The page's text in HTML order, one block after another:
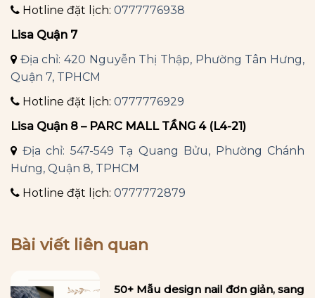
Hotline đặt lịch: 0777776938
Lisa Quận 7
Địa chỉ: 420 Nguyễn Thị Thập, Phường Tân Hưng,
Quận 7, TPHCM
Hotline đặt lịch: 0777776929
Lisa Quận 8 – PARC MALL TẦNG 4 (L4-21)
Địa chỉ: 547-549 Tạ Quang Bửu, Phường Chánh
Hưng, Quận 8, TPHCM
Hotline đặt lịch: 0777772879
Bài viết liên quan
50+ Mẫu design nail đơn giản, sang